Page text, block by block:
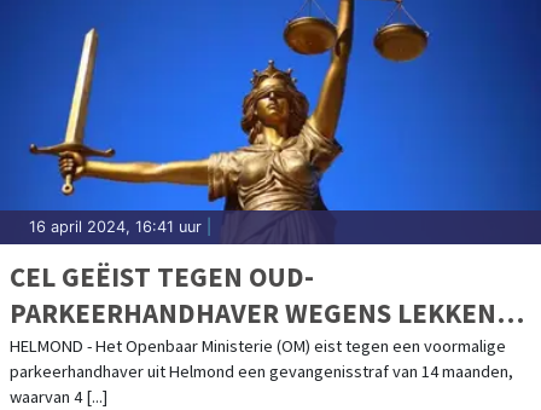
16 april 2024, 16:41 uur
CEL GEËIST TEGEN OUD-
PARKEERHANDHAVER WEGENS LEKKEN
KENTEKENGEGEVENS
HELMOND - Het Openbaar Ministerie (OM) eist tegen een voormalige
parkeerhandhaver uit Helmond een gevangenisstraf van 14 maanden,
waarvan 4 [...]